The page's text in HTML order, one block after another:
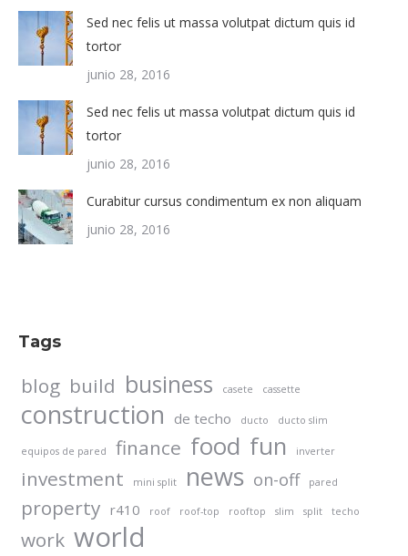
Sed nec felis ut massa volutpat dictum quis id
tortor
junio 28, 2016
Sed nec felis ut massa volutpat dictum quis id
tortor
junio 28, 2016
Curabitur cursus condimentum ex non aliquam
junio 28, 2016
Tags
blog build business casete cassette
construction de techo ducto ducto slim
equipos de pared finance food fun inverter
investment mini split news on-off pared
property r410 roof roof-top rooftop slim split techo
work world